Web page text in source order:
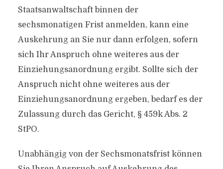
Staatsanwaltschaft binnen der
sechsmonatigen Frist anmelden, kann eine
Auskehrung an Sie nur dann erfolgen, sofern
sich Ihr Anspruch ohne weiteres aus der
Einziehungsanordnung ergibt. Sollte sich der
Anspruch nicht ohne weiteres aus der
Einziehungsanordnung ergeben, bedarf es der
Zulassung durch das Gericht, § 459k Abs. 2
StPO.
Unabhängig von der Sechsmonatsfrist können